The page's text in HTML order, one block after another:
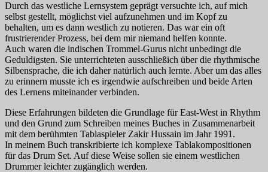
Durch das westliche Lernsystem geprägt versuchte ich, auf mich
selbst gestellt, möglichst viel aufzunehmen und im Kopf zu
behalten, um es dann westlich zu notieren. Das war ein oft
frustrierender Prozess, bei dem mir niemand helfen konnte.
Auch waren die indischen Trommel-Gurus nicht unbedingt die
Geduldigsten. Sie unterrichteten ausschließich über die rhythmische
Silbensprache, die ich daher natürlich auch lernte. Aber um das alles
zu erinnern musste ich es irgendwie aufschreiben und beide Arten
des Lernens miteinander verbinden.
Diese Erfahrungen bildeten die Grundlage für East-West in Rhythm
und den Grund zum Schreiben meines Buches in Zusammenarbeit
mit dem berühmten Tablaspieler Zakir Hussain im Jahr 1991.
In meinem Buch transkribierte ich komplexe Tablakompositionen
für das Drum Set. Auf diese Weise sollen sie einem westlichen
Drummer leichter zugänglich werden.